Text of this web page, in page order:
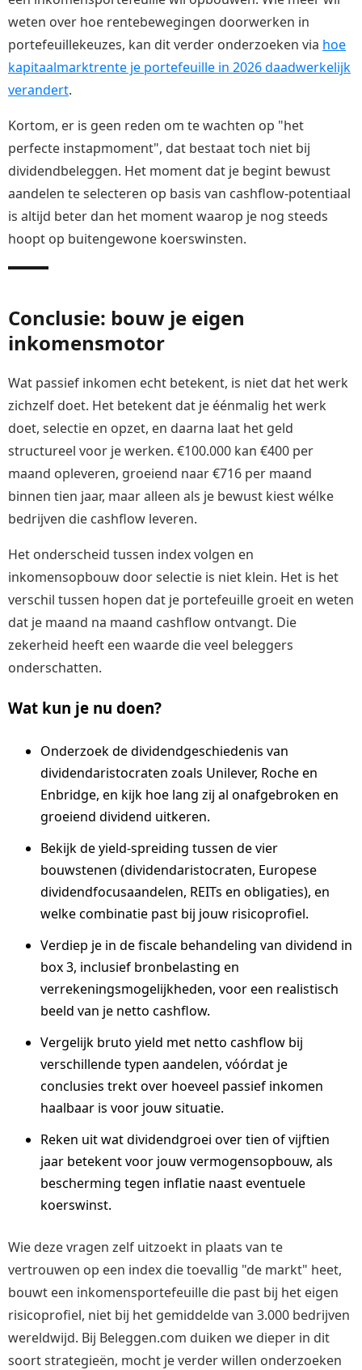
weten over hoe rentebewegingen doorwerken in
portefeuillekeuzes, kan dit verder onderzoeken via hoe
kapitaalmarktrente je portefeuille in 2026 daadwerkelijk
verandert.
Kortom, er is geen reden om te wachten op "het
perfecte instapmoment", dat bestaat toch niet bij
dividendbeleggen. Het moment dat je begint bewust
aandelen te selecteren op basis van cashflow-potentiaal
is altijd beter dan het moment waarop je nog steeds
hoopt op buitengewone koerswinsten.
Conclusie: bouw je eigen
inkomensmotor
Wat passief inkomen echt betekent, is niet dat het werk
zichzelf doet. Het betekent dat je éénmalig het werk
doet, selectie en opzet, en daarna laat het geld
structureel voor je werken. €100.000 kan €400 per
maand opleveren, groeiend naar €716 per maand
binnen tien jaar, maar alleen als je bewust kiest wélke
bedrijven die cashflow leveren.
Het onderscheid tussen index volgen en
inkomensopbouw door selectie is niet klein. Het is het
verschil tussen hopen dat je portefeuille groeit en weten
dat je maand na maand cashflow ontvangt. Die
zekerheid heeft een waarde die veel beleggers
onderschatten.
Wat kun je nu doen?
Onderzoek de dividendgeschiedenis van
dividendaristocraten zoals Unilever, Roche en
Enbridge, en kijk hoe lang zij al onafgebroken en
groeiend dividend uitkeren.
Bekijk de yield-spreiding tussen de vier
bouwstenen (dividendaristocraten, Europese
dividendfocusaandelen, REITs en obligaties), en
welke combinatie past bij jouw risicoprofiel.
Verdiep je in de fiscale behandeling van dividend in
box 3, inclusief bronbelasting en
verrekeningsmogelijkheden, voor een realistisch
beeld van je netto cashflow.
Vergelijk bruto yield met netto cashflow bij
verschillende typen aandelen, vóórdat je
conclusies trekt over hoeveel passief inkomen
haalbaar is voor jouw situatie.
Reken uit wat dividendgroei over tien of vijftien
jaar betekent voor jouw vermogensopbouw, als
bescherming tegen inflatie naast eventuele
koerswinst.
Wie deze vragen zelf uitzoekt in plaats van te
vertrouwen op een index die toevallig "de markt" heet,
bouwt een inkomensportefeuille die past bij het eigen
risicoprofiel, niet bij het gemiddelde van 3.000 bedrijven
wereldwijd. Bij Beleggen.com duiken we dieper in dit
soort strategieën, mocht je verder willen onderzoeken